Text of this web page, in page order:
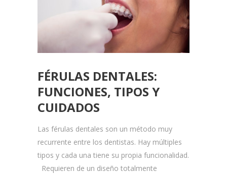
FÉRULAS DENTALES:
FUNCIONES, TIPOS Y
CUIDADOS
Las férulas dentales son un método muy
recurrente entre los dentistas. Hay múltiples
tipos y cada una tiene su propia funcionalidad.
Requieren de un diseño totalmente